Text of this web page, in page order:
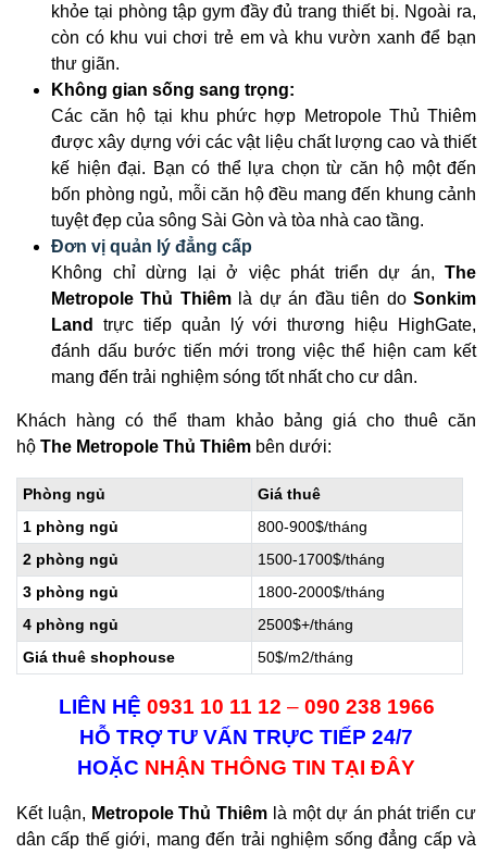
khỏe tại phòng tập gym đầy đủ trang thiết bị. Ngoài ra,
còn có khu vui chơi trẻ em và khu vườn xanh để bạn
thư giãn.
Không gian sống sang trọng:
Các căn hộ tại khu phức hợp Metropole Thủ Thiêm
được xây dựng với các vật liệu chất lượng cao và thiết
kế hiện đại. Bạn có thể lựa chọn từ căn hộ một đến
bốn phòng ngủ, mỗi căn hộ đều mang đến khung cảnh
tuyệt đẹp của sông Sài Gòn và tòa nhà cao tầng.
Đơn vị quản lý đẳng cấp
Không chỉ dừng lại ở việc phát triển dự án, The
Metropole Thủ Thiêmlà dự án đầu tiên doSonkim
Land
trực tiếp quản lý với thương hiệu HighGate,
đánh dấu bước tiến mới trong việc thể hiện cam kết
mang đến trải nghiệm sóng tốt nhất cho cư dân.
Khách hàng có thể tham khảo bảng giá cho thuê căn
hộ The Metropole Thủ Thiêm bên dưới:
Phòng ngủ
Giá thuê
1 phòng ngủ
800-900$/tháng
2 phòng ngủ
1500-1700$/tháng
3 phòng ngủ
1800-2000$/tháng
4 phòng ngủ
2500$+/tháng
Giá thuê shophouse
50$/m2/tháng
LIÊN HỆ 0931 10 11 12 – 090 238 1966
HỖ TRỢ TƯ VẤN TRỰC TIẾP 24/7
HOẶC NHẬN THÔNG TIN TẠI ĐÂY
Kết luận, Metropole Thủ Thiêm là một dự án phát triển cư
dân cấp thế giới, mang đến trải nghiệm sống đẳng cấp và